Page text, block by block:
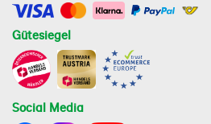
Gütesiegel
Social Media